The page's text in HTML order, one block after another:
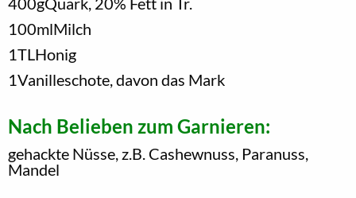
100mlMilch
1TL Honig
1Vanilleschote, davon das Mark
Nach Belieben zum Garnieren:
gehackte Nüsse, z.B. Cashewnuss, Paranuss,
Mandel